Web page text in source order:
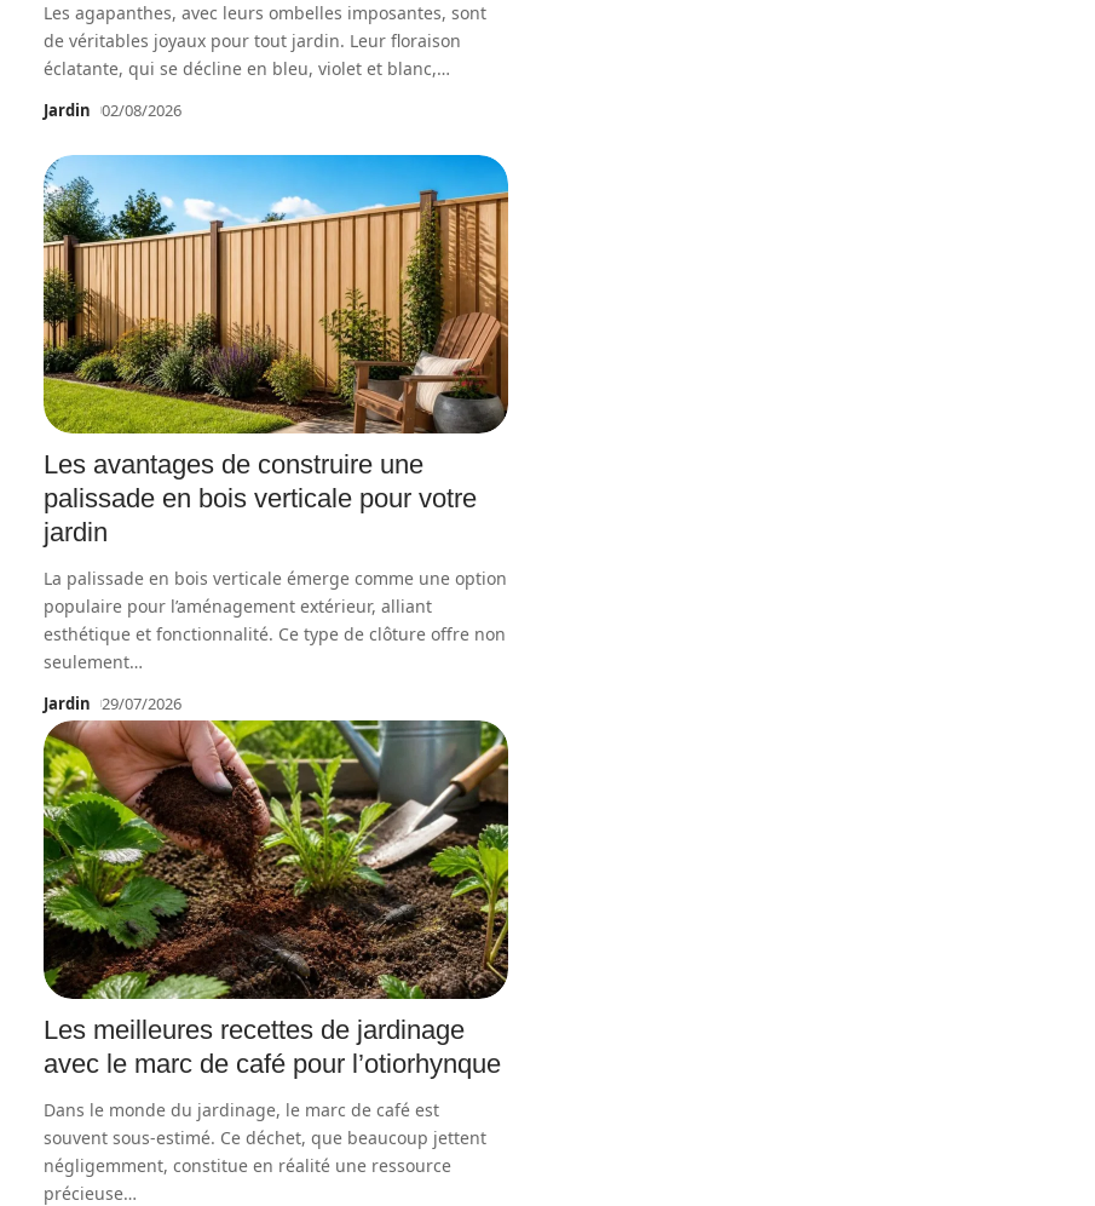
Les agapanthes, avec leurs ombelles imposantes, sont
de véritables joyaux pour tout jardin. Leur floraison
éclatante, qui se décline en bleu, violet et blanc,…
Jardin 02/08/2026
Les avantages de construire une
palissade en bois verticale pour votre
jardin
La palissade en bois verticale émerge comme une option
populaire pour l’aménagement extérieur, alliant
esthétique et fonctionnalité. Ce type de clôture offre non
seulement…
Jardin 29/07/2026
Les meilleures recettes de jardinage
avec le marc de café pour l’otiorhynque
Dans le monde du jardinage, le marc de café est
souvent sous-estimé. Ce déchet, que beaucoup jettent
négligemment, constitue en réalité une ressource
précieuse…